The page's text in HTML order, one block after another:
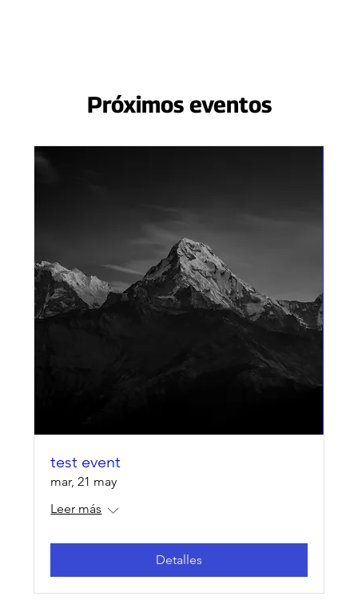
Próximos eventos
test event
mar, 21 may
Leer más
Detalles